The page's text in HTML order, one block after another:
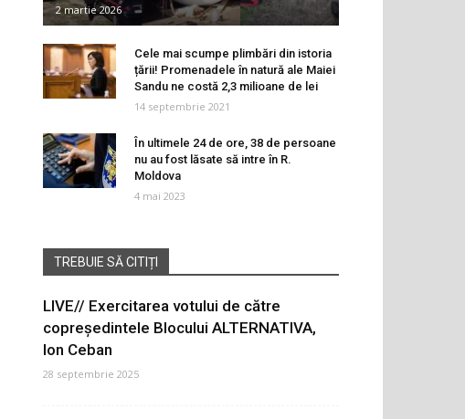
2 martie 2026
Cele mai scumpe plimbări din istoria
țării! Promenadele în natură ale Maiei
Sandu ne costă 2,3 milioane de lei
14 septembrie 2021
În ultimele 24 de ore, 38 de persoane
nu au fost lăsate să intre în R.
Moldova
4 mai 2023
TREBUIE SĂ CITIȚI
LIVE// Exercitarea votului de către
copreședintele Blocului ALTERNATIVA,
Ion Ceban
28 septembrie 2025